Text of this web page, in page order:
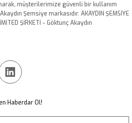
daha pahalı.
olmalı.
müşterilerimize güvenli bir kullanım
Şemsiye markasıdır. AKAYDIN ŞEMSİYE
ŞİRKETİ - Göktunç Akaydın
Haberdar Ol!